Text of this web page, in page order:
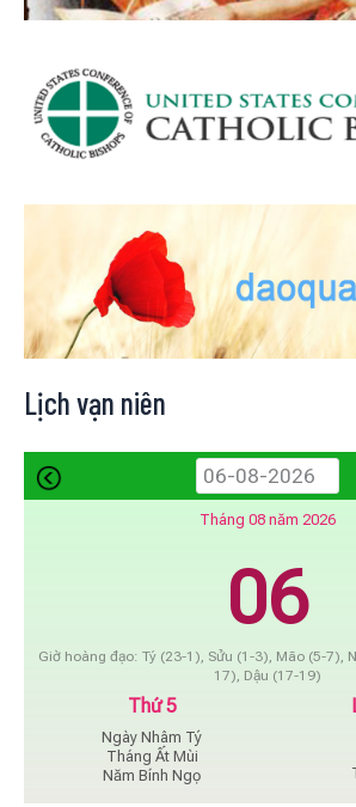
Lịch vạn niên
Tháng 08 năm 2026
06
Giờ hoàng đạo: Tý (23-1), Sửu (1-3), Mão (5-7),
17), Dậu (17-19)
Thứ 5
Ngày Nhâm Tý
Tháng Ất Mùi
Năm Bính Ngọ